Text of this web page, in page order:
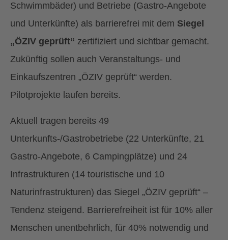
Schwimmbäder) und Betriebe (Gastro-Angebote
und Unterkünfte) als barrierefrei mit dem Siegel
„ÖZIV geprüft“ zertifiziert und sichtbar gemacht.
Zukünftig sollen auch Veranstaltungs- und
Einkaufszentren „ÖZIV geprüft“ werden.
Pilotprojekte laufen bereits.
Aktuell tragen bereits 49
Unterkunfts-/Gastrobetriebe (22 Unterkünfte, 21
Gastro-Angebote, 6 Campingplätze) und 24
Infrastrukturen (14 touristische und 10
Naturinfrastrukturen) das Siegel „ÖZIV geprüft“ –
Tendenz steigend. Barrierefreiheit ist für 10% aller
Menschen unentbehrlich, für 40% notwendig und